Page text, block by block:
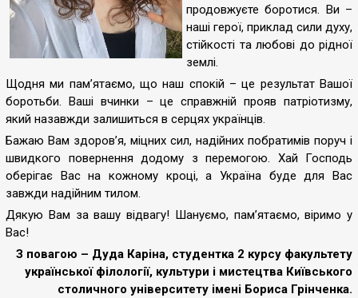
продовжуєте боротися. Ви –
наші герої, приклад сили духу,
стійкості та любові до рідної
землі.
Щодня ми пам’ятаємо, що наш спокій – це результат Вашої
боротьби. Ваші вчинки – це справжній прояв патріотизму,
який назавжди залишиться в серцях українців.
Бажаю Вам здоров’я, міцних сил, надійних побратимів поруч і
швидкого повернення додому з перемогою. Хай Господь
оберігає Вас на кожному кроці, а Україна буде для Вас
завжди надійним тилом.
Дякую Вам за вашу відвагу! Шануємо, пам’ятаємо, віримо у
Вас!
З повагою – Дуда Каріна, студентка 2 курсу факультету
української філології, культури і мистецтва Київського
столичного університету імені Бориса Грінченка.